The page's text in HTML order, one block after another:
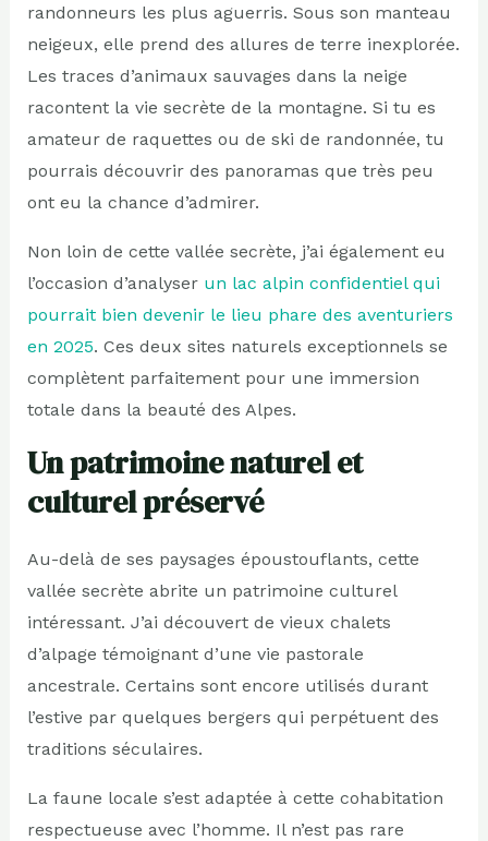
randonneurs les plus aguerris. Sous son manteau
neigeux, elle prend des allures de terre inexplorée.
Les traces d’animaux sauvages dans la neige
racontent la vie secrète de la montagne. Si tu es
amateur de raquettes ou de ski de randonnée, tu
pourrais découvrir des panoramas que très peu
ont eu la chance d’admirer.
Non loin de cette vallée secrète, j’ai également eu
l’occasion d’analyser un lac alpin confidentiel qui
pourrait bien devenir le lieu phare des aventuriers
en 2025. Ces deux sites naturels exceptionnels se
complètent parfaitement pour une immersion
totale dans la beauté des Alpes.
Un patrimoine naturel et
culturel préservé
Au-delà de ses paysages époustouflants, cette
vallée secrète abrite un patrimoine culturel
intéressant. J’ai découvert de vieux chalets
d’alpage témoignant d’une vie pastorale
ancestrale. Certains sont encore utilisés durant
l’estive par quelques bergers qui perpétuent des
traditions séculaires.
La faune locale s’est adaptée à cette cohabitation
respectueuse avec l’homme. Il n’est pas rare